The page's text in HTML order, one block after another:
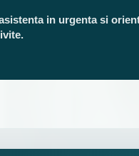
in urgenta si